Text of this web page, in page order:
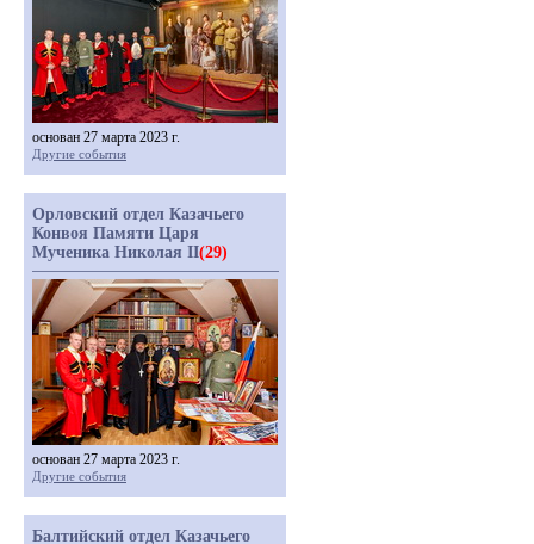
основан 27 марта 2023 г.
Другие события
Орловский отдел Казачьего
Конвоя Памяти Царя
Мученика Николая II(29)
основан 27 марта 2023 г.
Другие события
Балтийский отдел Казачьего